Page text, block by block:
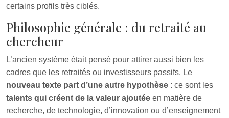
certains profils très ciblés.
Philosophie générale : du retraité au
chercheur
L’ancien système était pensé pour attirer aussi bien les
cadres que les retraités ou investisseurs passifs. Le
nouveau texte part d’une autre hypothèse : ce sont les
talents qui créent de la valeur ajoutée en matière de
recherche, de technologie, d’innovation ou d’enseignement